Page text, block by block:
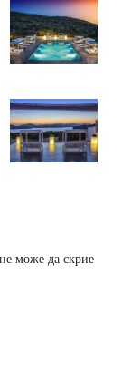
може да скрие